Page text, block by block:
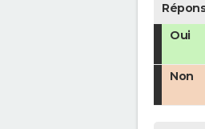
Oui
Non